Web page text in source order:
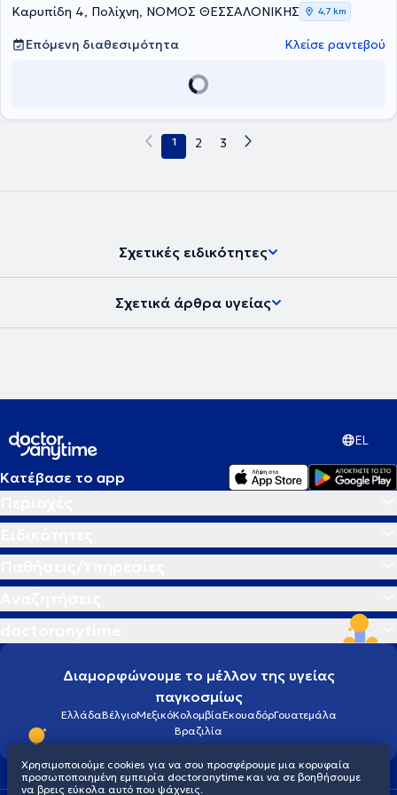
κύστεως, του προστάτη, του νεφρού κ.α.
Καρυπίδη 4, Πολίχνη, ΝΟΜΟΣ ΘΕΣΣΑΛΟΝΙΚΗΣ 4,7 km
Επόμενη διαθεσιμότητα Κλείσε ραντεβού
1 2 3
Σχετικές ειδικότητες
Σχετικά άρθρα υγείας
EL
Κατέβασε το app
Διαμορφώνουμε το μέλλον της υγείας
παγκοσμίως
ΕλλάδαΒέλγιοΜεξικόΚολομβίαΕκουαδόρΓουατεμάλα
Βραζιλία
Χρησιμοποιούμε cookies για να σου προσφέρουμε μια κορυφαία
προσωποποιημένη εμπειρία doctoranytime και να σε βοηθήσουμε
να βρεις εύκολα αυτό που ψάχνεις.